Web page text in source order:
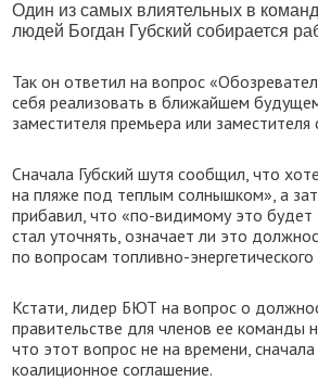
Один из самых влиятельных в
людей Богдан Губский собирается
Так он ответил на вопрос
себя реализовать в ближайшем
заместителя премьера или заместителя
Сначала Губский шутя сообщил, что
на пляже под теплым солнышком», а
прибавил, что «по-видимому это будет
стал уточнять, означает ли это
по вопросам топливно-энергетического
Кстати, лидер БЮТ на вопрос о
правительстве для членов ее команды
что этот вопрос не на времени,
коалиционное соглашение.